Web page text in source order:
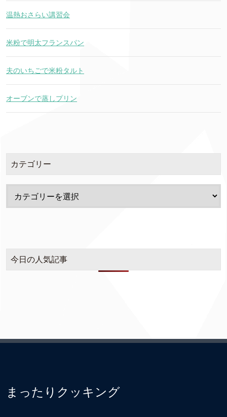
温熱おさらい講習会
米粉で明太フランスパン
夫のいちごで米粉タルト
オーブンで蒸しプリン
カテゴリー
今日の人気記事
まったりクッキング